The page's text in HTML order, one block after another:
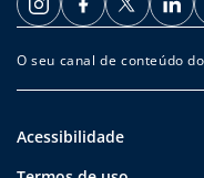
O seu canal de conteúdo
Acessibilidade